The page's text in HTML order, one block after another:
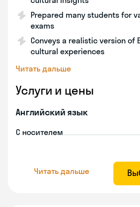
Prepared many students for
exams
Conveys a realistic version of
cultural experiences
Читать дальше
Услуги и цены
Английский язык
С носителем
Читать дальше